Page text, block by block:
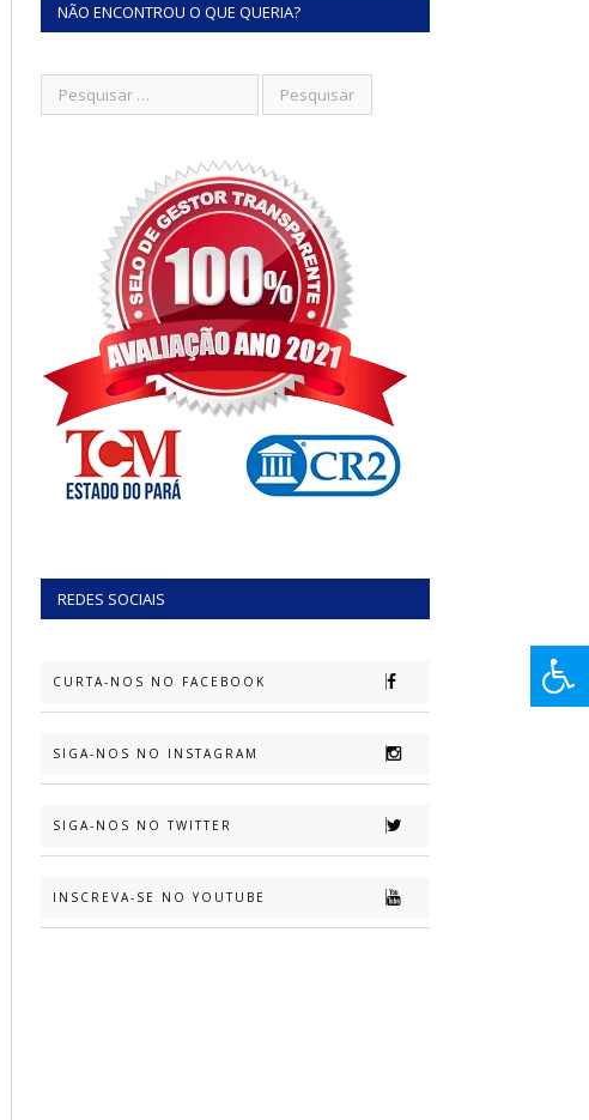
NÃO ENCONTROU O QUE QUERIA?
REDES SOCIAIS
CURTA-NOS NO FACEBOOK
SIGA-NOS NO INSTAGRAM
SIGA-NOS NO TWITTER
INSCREVA-SE NO YOUTUBE